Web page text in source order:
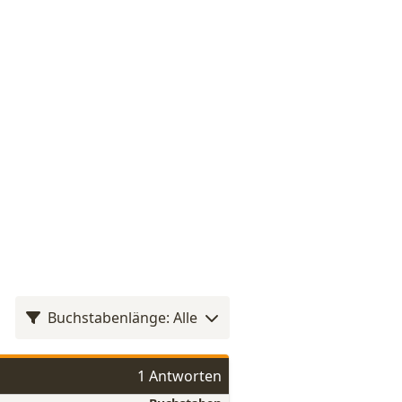
Buchstabenlänge: Alle
1 Antworten